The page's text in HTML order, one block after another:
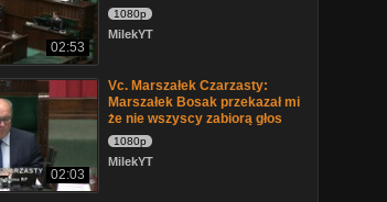
02:53
1080p
MilekYT
02:03
Vc. Marszałek Czarzasty:
Marszałek Bosak przekazał mi
że nie wszyscy zabiorą głos
1080p
MilekYT